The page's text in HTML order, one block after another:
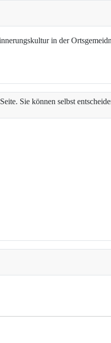
in der
Sie können selbst